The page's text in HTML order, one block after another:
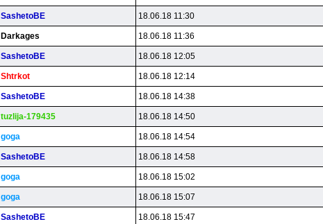
SashetoBE 18.06.18 11:30
Darkages 18.06.18 11:36
SashetoBE 18.06.18 12:05
Shtrkot 18.06.18 12:14
SashetoBE 18.06.18 14:38
tuzlija-179435 18.06.18 14:50
goga 18.06.18 14:54
SashetoBE 18.06.18 14:58
goga 18.06.18 15:02
goga 18.06.18 15:07
SashetoBE 18.06.18 15:47